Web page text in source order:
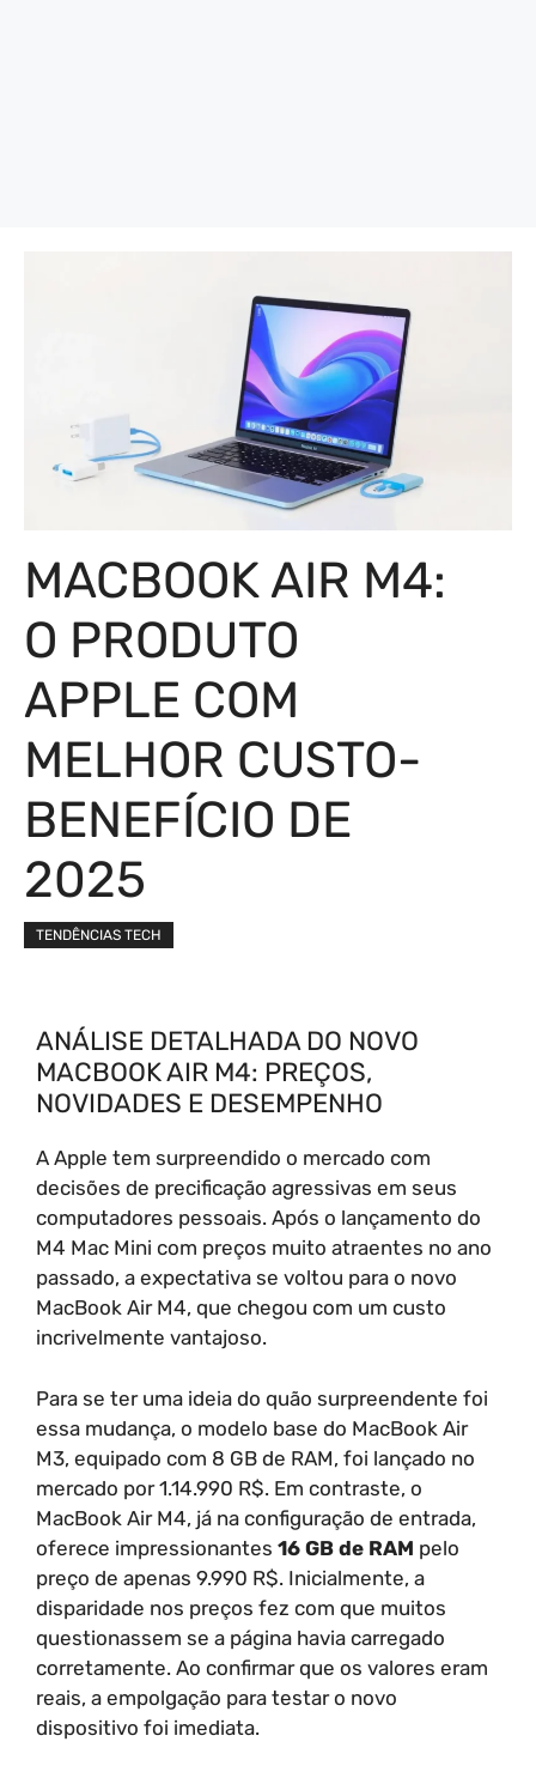
MACBOOK AIR M4:
O PRODUTO
APPLE COM
MELHOR CUSTO-
BENEFÍCIO DE
2025
TENDÊNCIAS TECH
ANÁLISE DETALHADA DO NOVO
MACBOOK AIR M4: PREÇOS,
NOVIDADES E DESEMPENHO
A Apple tem surpreendido o mercado com
decisões de precificação agressivas em seus
computadores pessoais. Após o lançamento do
M4 Mac Mini com preços muito atraentes no ano
passado, a expectativa se voltou para o novo
MacBook Air M4, que chegou com um custo
incrivelmente vantajoso.
Para se ter uma ideia do quão surpreendente foi
essa mudança, o modelo base do MacBook Air
M3, equipado com 8 GB de RAM, foi lançado no
mercado por 1.14.990 R$. Em contraste, o
MacBook Air M4, já na configuração de entrada,
oferece impressionantes 16 GB de RAM pelo
preço de apenas 9.990 R$. Inicialmente, a
disparidade nos preços fez com que muitos
questionassem se a página havia carregado
corretamente. Ao confirmar que os valores eram
reais, a empolgação para testar o novo
dispositivo foi imediata.